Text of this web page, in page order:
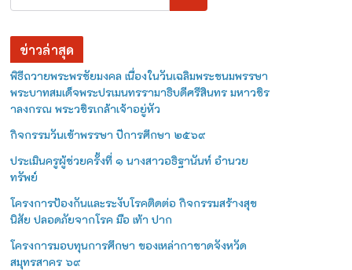
ข่าวล่าสุด
พิธีถวายพระพรชัยมงคล เนื่องในวันเฉลิมพระชนมพรรษา
พระบาทสมเด็จพระปรเมนทรรามาธิบดีศรีสินทร มหาวชิร
าลงกรณ พระวชิรเกล้าเจ้าอยู่หัว
กิจกรรมวันเข้าพรรษา ปีการศึกษา ๒๕๖๙
ประเมินครูผู้ช่วยครั้งที่ ๑ นางสาวอธิฐานันท์ อำนวย
ทรัพย์
โครงการป้องกันและระงับโรคติดต่อ กิจกรรมสร้างสุข
นิสัย ปลอดภัยจากโรค มือ เท้า ปาก
โครงการมอบทุนการศึกษา ของเหล่ากาชาดจังหวัด
สมุทรสาคร ๖๙